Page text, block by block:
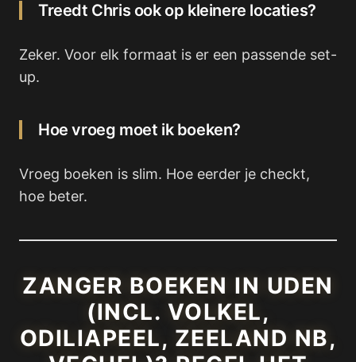
Treedt Chris ook op kleinere locaties?
Zeker. Voor elk formaat is er een passende set-
up.
Hoe vroeg moet ik boeken?
Vroeg boeken is slim. Hoe eerder je checkt,
hoe beter.
ZANGER BOEKEN IN UDEN
(INCL. VOLKEL,
ODILIAPEEL, ZEELAND NB,